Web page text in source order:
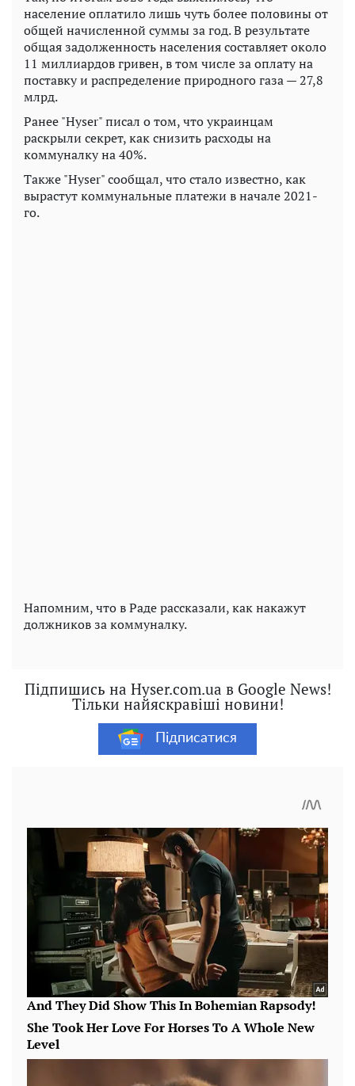
население оплатило лишь чуть более половины от
общей начисленной суммы за год. В результате
общая задолженность населения составляет около
11 миллиардов гривен, в том числе за оплату на
поставку и распределение природного газа — 27,8
млрд.
Ранее "Hyser" писал о том, что украинцам
раскрыли секрет, как снизить расходы на
коммуналку на 40%.
Также "Hyser" сообщал, что стало известно, как
вырастут коммунальные платежи в начале 2021-
го.
Напомним, что в Раде рассказали, как накажут
должников за коммуналку.
Підпишись на Hyser.com.ua в Google News!
Тільки найяскравіші новини!
Підписатися